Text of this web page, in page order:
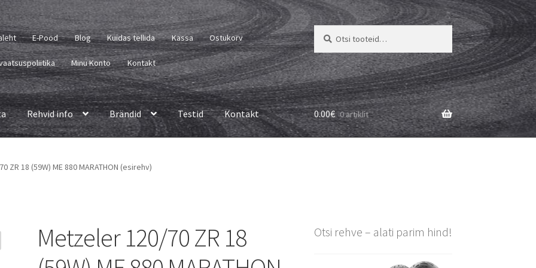
E-Pood Blog Kuidas tellida Kassa Ostukorv
Minu Konto Kontakt
Otsi:
Otsi
Rehvid info Brändid Testid Kontakt 0.00€ 0 artiklit
ZR 18 (59W) ME 880 MARATHON (esirehv)
Metzeler 120/70 ZR 18
Otsi rehve – alati parim hind!